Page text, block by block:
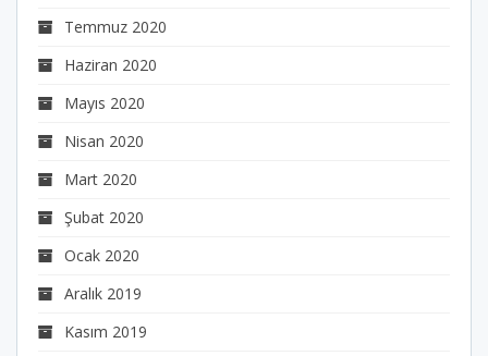
Temmuz 2020
Haziran 2020
Mayıs 2020
Nisan 2020
Mart 2020
Şubat 2020
Ocak 2020
Aralık 2019
Kasım 2019